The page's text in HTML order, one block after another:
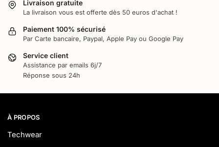
Livraison gratuite
La livraison vous est offerte dès 50 euros d'achat !
Paiement 100% sécurisé
Par Carte bancaire, Paypal, Apple Pay ou Google Pay
Service client
Assistance par emails 6j/7
Réponse sous 24h
À PROPOS
Techwear